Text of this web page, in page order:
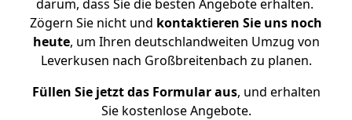
darum, dass Sie die besten Angebote erhalten.
Zögern Sie nicht und kontaktieren Sie uns noch
heute, um Ihren deutschlandweiten Umzug von
Leverkusen nach Großbreitenbach zu planen.
Füllen Sie jetzt das Formular aus, und erhalten
Sie kostenlose Angebote.